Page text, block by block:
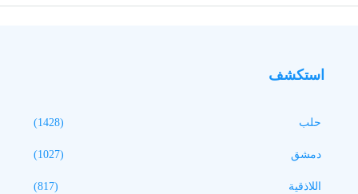
استكشف
حلب (1428)
دمشق (1027)
اللاذقية (817)